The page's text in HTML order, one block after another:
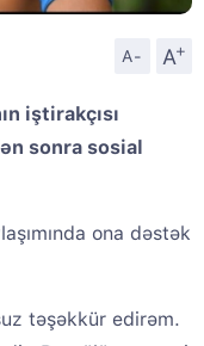
A- A
+
iştirakçısı
sonra sosial
ona dəstək
təşəkkür edirəm.